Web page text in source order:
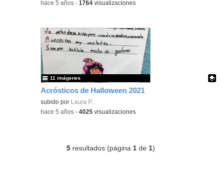
-hace 5 años -1764 visualizaciones
Acrósticos de Halloween 2021
Contenido educativo.
subido por Laura P.
11 imágenes
-hace 5 años -4025 visualizaciones
5 resultados (página 1 de 1)